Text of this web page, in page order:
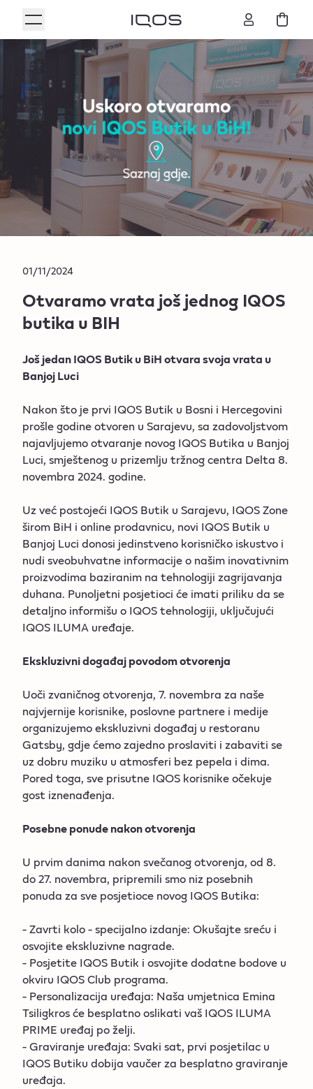
01/11/2024
Otvaramo vrata još jednog IQOS
butika u BIH
Još jedan IQOS Butik u BiH otvara svoja vrata u
Banjoj Luci
Nakon što je prvi IQOS Butik u Bosni i Hercegovini
prošle godine otvoren u Sarajevu, sa zadovoljstvom
najavljujemo otvaranje novog IQOS Butika u Banjoj
Luci, smještenog u prizemlju tržnog centra Delta 8.
novembra 2024. godine.
Uz već postojeći IQOS Butik u Sarajevu, IQOS Zone
širom BiH i online prodavnicu, novi IQOS Butik u
Banjoj Luci donosi jedinstveno korisničko iskustvo i
nudi sveobuhvatne informacije o našim inovativnim
proizvodima baziranim na tehnologiji zagrijavanja
duhana. Punoljetni posjetioci će imati priliku da se
detaljno informišu o IQOS tehnologiji, uključujući
IQOS ILUMA uređaje.
Ekskluzivni događaj povodom otvorenja
Uoči zvaničnog otvorenja, 7. novembra za naše
najvjernije korisnike, poslovne partnere i medije
organizujemo ekskluzivni događaj u restoranu
Gatsby, gdje ćemo zajedno proslaviti i zabaviti se
uz dobru muziku u atmosferi bez pepela i dima.
Pored toga, sve prisutne IQOS korisnike očekuje
gost iznenađenja.
Posebne ponude nakon otvorenja
U prvim danima nakon svečanog otvorenja, od 8.
do 27. novembra, pripremili smo niz posebnih
ponuda za sve posjetioce novog IQOS Butika:
- Zavrti kolo - specijalno izdanje: Okušajte sreću i
osvojite ekskluzivne nagrade.
- Posjetite IQOS Butik i osvojite dodatne bodove u
okviru IQOS Club programa.
- Personalizacija uređaja: Naša umjetnica Emina
Tsiligkrosće besplatno oslikati vaš IQOS ILUMA
PRIME uređaj po želji.
- Graviranje uređaja: Svaki sat, prvi posjetilac u
IQOS Butiku dobija vaučer za besplatno graviranje
uređaja.